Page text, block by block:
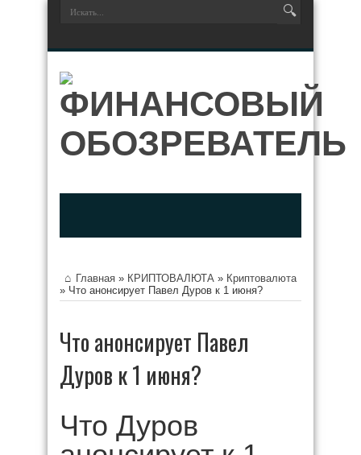
Главная » КРИПТОВАЛЮТА » Криптовалюта
» Что анонсирует Павел Дуров к 1 июня?
Что анонсирует Павел
Дуров к 1 июня?
Что Дуров